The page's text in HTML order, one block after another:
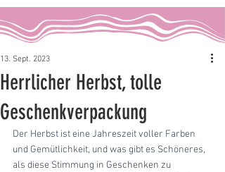
Herrlicher Herbst, tolle
Geschenkverpackung
13. Sept. 2023
Der Herbst ist eine Jahreszeit voller Farben
und Gemütlichkeit, und was gibt es Schöneres,
als diese Stimmung in Geschenken zu